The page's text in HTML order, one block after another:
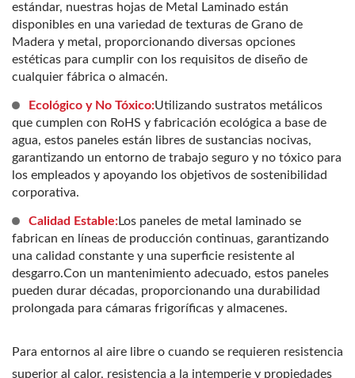
estándar, nuestras hojas de Metal Laminado están
disponibles en una variedad de texturas de Grano de
Madera y metal, proporcionando diversas opciones
estéticas para cumplir con los requisitos de diseño de
cualquier fábrica o almacén.
Ecológico y No Tóxico:Utilizando sustratos metálicos
que cumplen con RoHS y fabricación ecológica a base de
agua, estos paneles están libres de sustancias nocivas,
garantizando un entorno de trabajo seguro y no tóxico para
los empleados y apoyando los objetivos de sostenibilidad
corporativa.
Calidad Estable:Los paneles de metal laminado se
fabrican en líneas de producción continuas, garantizando
una calidad constante y una superficie resistente al
desgarro.Con un mantenimiento adecuado, estos paneles
pueden durar décadas, proporcionando una durabilidad
prolongada para cámaras frigoríficas y almacenes.
Para entornos al aire libre o cuando se requieren resistencia
superior al calor, resistencia a la intemperie y propiedades